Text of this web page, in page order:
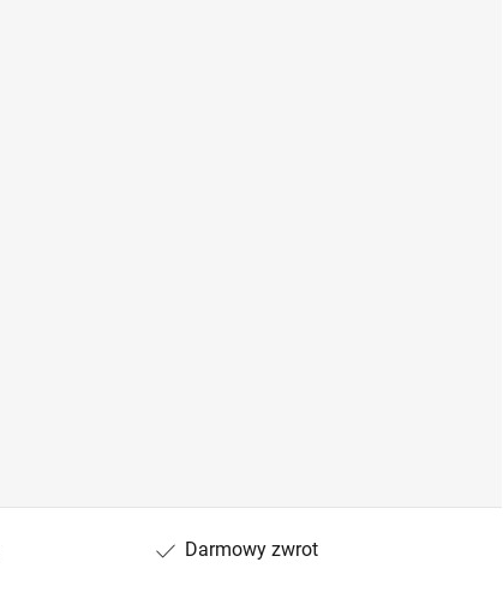
Darmowy zwrot